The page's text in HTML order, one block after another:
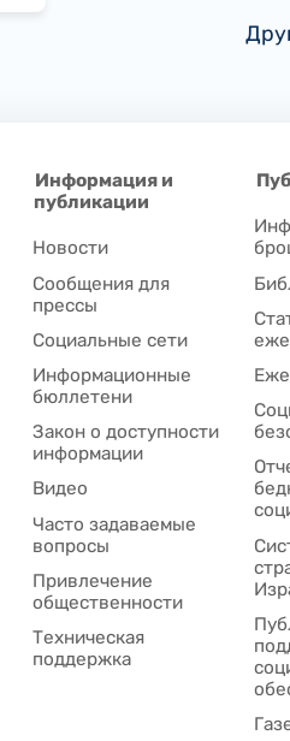
Информация и
публикации
Новости
Сообщения для
прессы
Социальные сети
Информационные
бюллетени
Закон о доступности
информации
Видео
Часто задаваемые
вопросы
Привлечение
общественности
Техническая
поддержка